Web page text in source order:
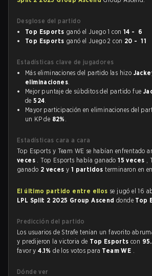
Desglose del partido
Top Esports ganó el Juego 1 con 14 - 6
Top Esports ganó el Juego 2 con 20 - 11
Estadísticas clave de jugadores
Más eliminaciones del partido las hizo
eliminaciones.
Mejor puntaje de súbditos del partido fue
de524.
Mayor participación en eliminaciones del
un KP de 82% .
Estadísticas cara a cara
Top Esports y Team WE se habían enfrentado
veces . Top Esports había ganado15 veces ,
ganado 2 vecesy 1 partidosterminaron en
El último partido entre ellos se jugó el 16
LPL Split 2 2025 Group Ascend donde Top
Predicción del partido
Los usuarios de Strafe tenían un favorito
y predijeron la victoria de Top Esportscon
favor y4.1%de los votos para Team WE .
Dónde ver